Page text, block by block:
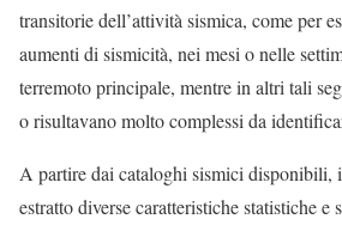
transitorie dell’attività sismica, come per
aumenti di sismicità, nei mesi o nelle
terremoto principale, mentre in altri tali
o risultavano molto complessi da
A partire dai cataloghi sismici disponibili,
estratto diverse caratteristiche statistiche e